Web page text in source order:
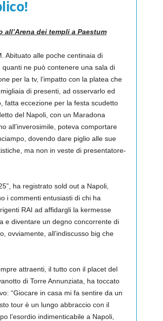
all’Arena dei templi a Paestum
Abituato alle poche centinaia di
quanti ne può contenere una sala di
per la tv, l’impatto con la platea che
di presenti, ad osservarlo ed
fatta eccezione per la festa scudetto
del Napoli, con un Maradona
all’inverosimile, poteva comportare
dovendo dare piglio alle sue
ma non in veste di presentatore-
ha registrato sold out a Napoli,
i commenti entusiasti di chi ha
RAI ad affidargli la kermesse
e diventare un degno concorrente di
ovviamente, all’indiscusso big che
attraenti, il tutto con il placet del
di Torre Annunziata, ha toccato
“Giocare in casa mi fa sentire da un
tour è un lungo abbraccio con il
l’esordio indimenticabile a Napoli,